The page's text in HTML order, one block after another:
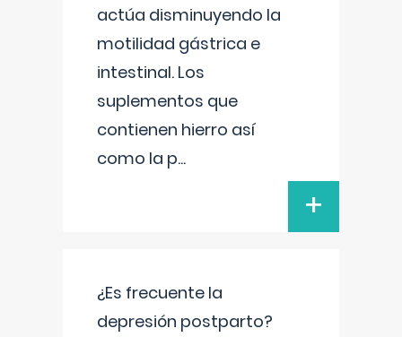
actúa disminuyendo la
motilidad gástrica e
intestinal. Los
suplementos que
contienen hierro así
como la p...
+
¿Es frecuente la
depresión postparto?